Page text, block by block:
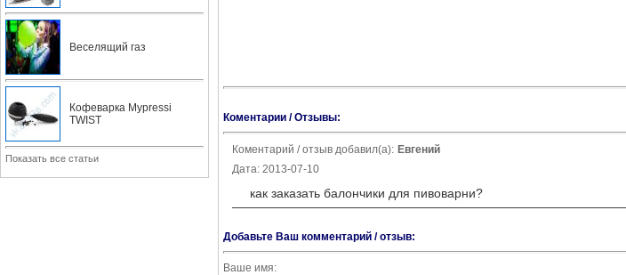
Веселящий газ
Кофеварка Mypressi
TWIST
Показать все статьи
Коментарии / Отзывы:
Коментарий / отзыв добавил(а): Евгений
Дата: 2013-07-10
как заказать балончики для пивоварни?
Добавьте Ваш комментарий / отзыв:
Ваше имя: